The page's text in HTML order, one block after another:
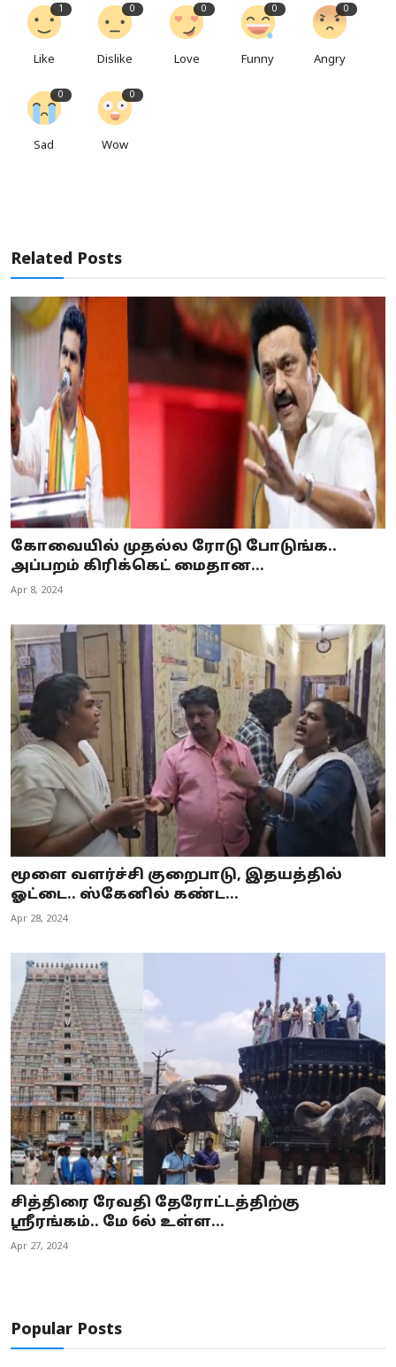
1
Like
0
Dislike
0
Love
0
Funny
0
Angry
0
Sad
0
Wow
Related Posts
கோவையில் முதல்ல ரோடு போடுங்க..
அப்பறம் கிரிக்கெட் மைதான...
Apr 8, 2024
மூளை வளர்ச்சி குறைபாடு, இதயத்தில்
ஓட்டை.. ஸ்கேனில் கண்ட...
Apr 28, 2024
சித்திரை ரேவதி தேரோட்டத்திற்கு
ஸ்ரீரங்கம்.. மே 6ல் உள்ள...
Apr 27, 2024
Popular Posts